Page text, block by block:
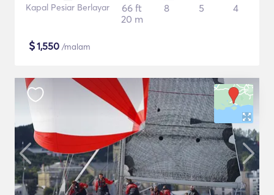
Kapal Pesiar Berlayar
66 ft
20 m
8 5 4
$1,550 /malam